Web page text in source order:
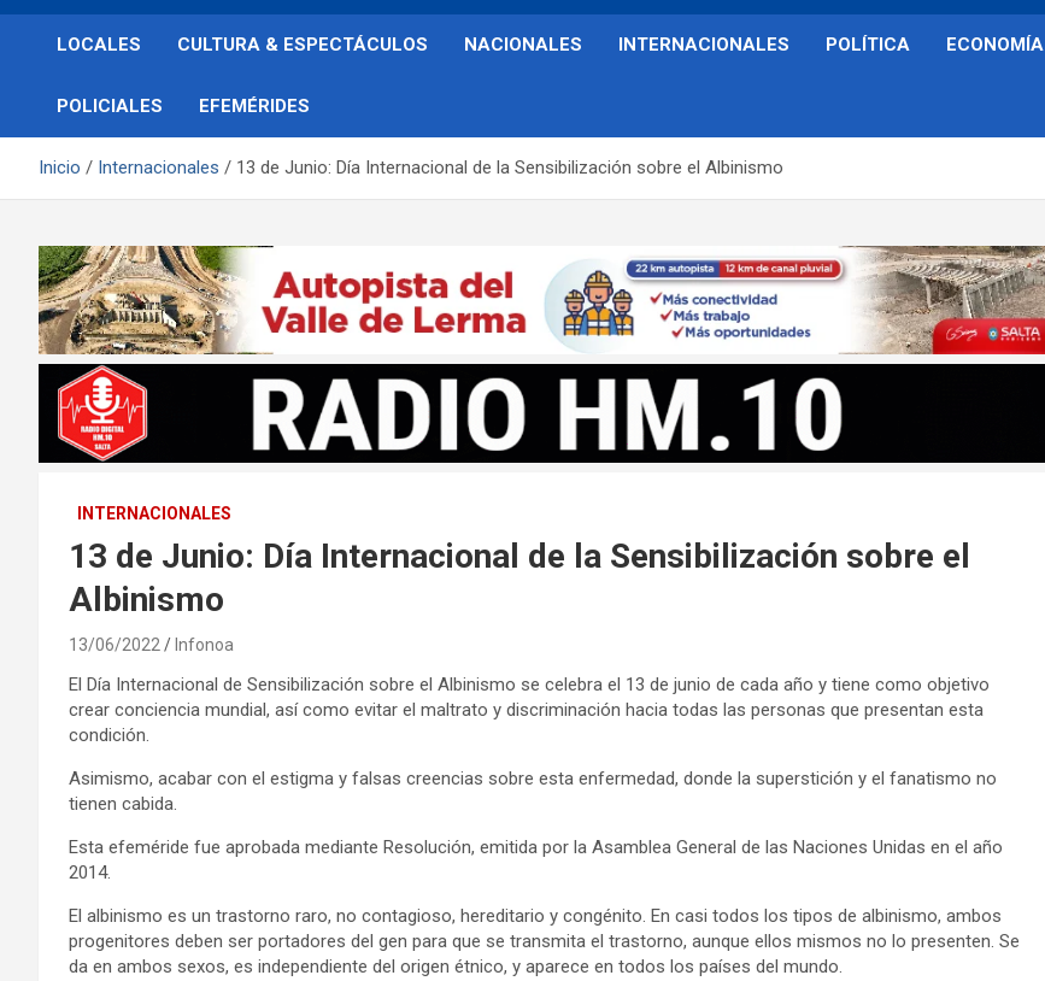
LOCALES CULTURA & ESPECTÁCULOS NACIONALES INTERNACIONALES POLÍTICA ECONOMÍA
POLICIALES EFEMÉRIDES
Inicio Internacionales 13 de Junio: Día Internacional de la Sensibilización sobre el Albinismo
INTERNACIONALES
13 de Junio: Día Internacional de la Sensibilización sobre el
Albinismo
13/06/2022 Infonoa
El Día Internacional de Sensibilización sobre el Albinismo se celebra el 13 de junio de cada año y tiene como objetivo
crear conciencia mundial, así como evitar el maltrato y discriminación hacia todas las personas que presentan esta
condición.
Asimismo, acabar con el estigma y falsas creencias sobre esta enfermedad, donde la superstición y el fanatismo no
tienen cabida.
Esta efeméride fue aprobada mediante Resolución, emitida por la Asamblea General de las Naciones Unidas en el año
2014.
El albinismo es un trastorno raro, no contagioso, hereditario y congénito. En casi todos los tipos de albinismo, ambos
progenitores deben ser portadores del gen para que se transmita el trastorno, aunque ellos mismos no lo presenten. Se
da en ambos sexos, es independiente del origen étnico, y aparece en todos los países del mundo.